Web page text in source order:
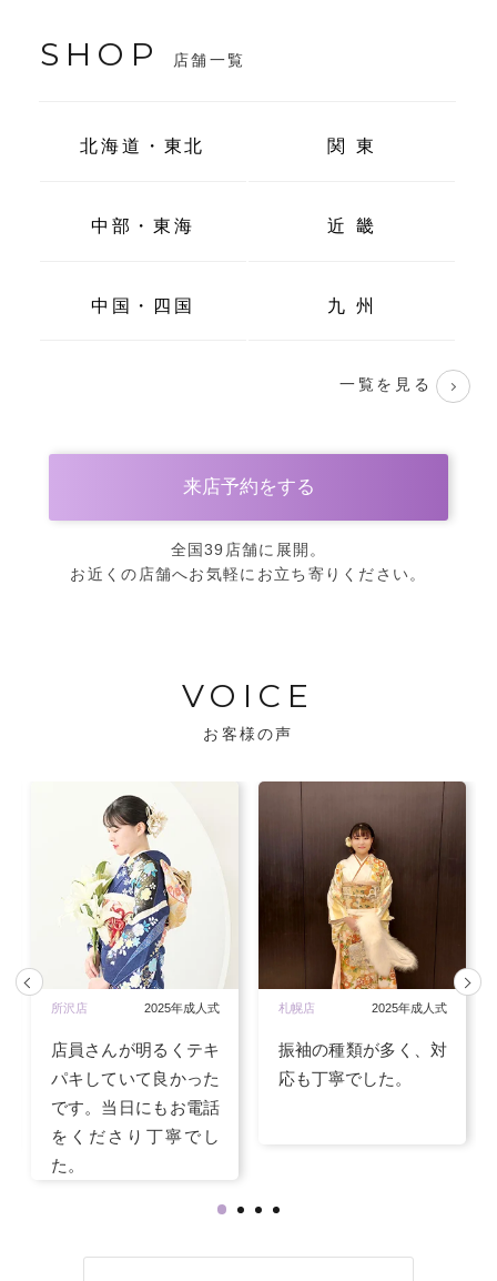
SHOP 店舗一覧
北海道・東北 関 東
中部・東海 近 畿
中国・四国 九 州
一覧を見る
来店予約をする
全国39店舗に展開。
お近くの店舗へお気軽にお立ち寄りください。
VOICE
お客様の声
所沢店 2025年成人式
店員さんが明るくテキ
パキしていて良かった
です。当日にもお電話
をくださり丁寧でし
た。
札幌店 2025年成人式
振袖の種類が多く、対
応も丁寧でした。